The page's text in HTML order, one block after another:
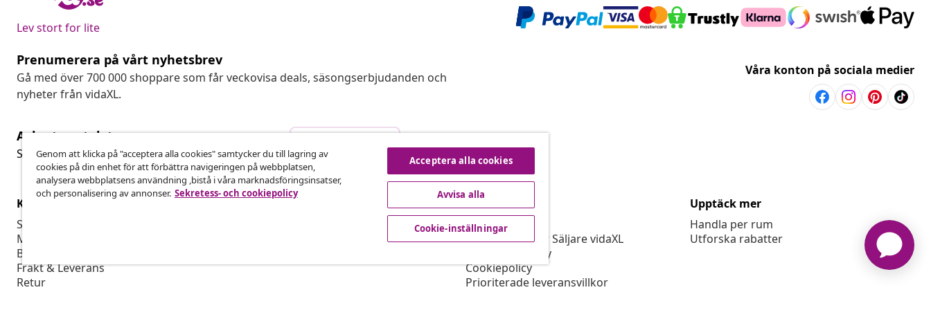
Lev stort for lite
Prenumerera på vårt nyhetsbrev
Gå med över 700 000 shoppare som får veckovisa deals, säsongserbjudanden och
nyheter från vidaXL.
Våra konton på sociala medier
Avbryta avtalet
Skicka in en begäran om uttag för din beställning.
Avbryta avtalet
Kundservice
Spåra din beställning
Mitt konto
Betalning
Frakt & Leverans
Retur
Företag
vidaXL
Om vidaXL
Allmänna villkor Säljare vidaXL
Integritetspolicy
Cookiepolicy
Prioriterade leveransvillkor
Upptäck mer
Handla per rum
Utforska rabatter
Genom att klicka på "acceptera alla cookies" samtycker du till lagring av
cookies på din enhet för att förbättra navigeringen på webbplatsen,
analysera webbplatsens användning ,bistå i våra marknadsföringsinsatser,
och personalisering av annonser. Sekretess- och cookiepolicy
Acceptera alla cookies
Avvisa alla
Cookie-inställningar